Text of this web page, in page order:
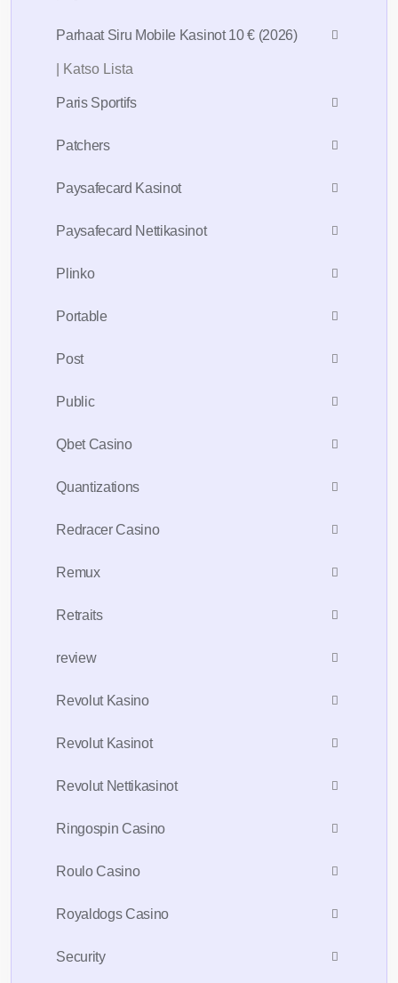
Parhaat Siru Mobile Kasinot 10 € (2026)
| Katso Lista
Paris Sportifs
Patchers
Paysafecard Kasinot
Paysafecard Nettikasinot
Plinko
Portable
Post
Public
Qbet Casino
Quantizations
Redracer Casino
Remux
Retraits
review
Revolut Kasino
Revolut Kasinot
Revolut Nettikasinot
Ringospin Casino
Roulo Casino
Royaldogs Casino
Security